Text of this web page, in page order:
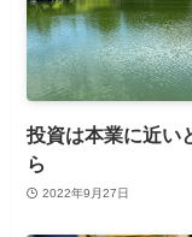
投資は本業に近い
ら
2022年9月27日